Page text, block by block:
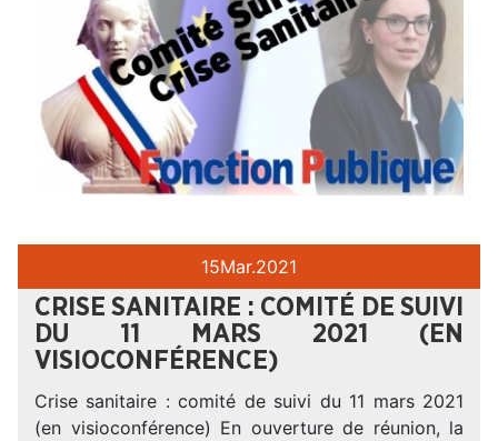
15Mar.2021
CRISE SANITAIRE : COMITÉ DE SUIVI
DU 11 MARS 2021 (EN
VISIOCONFÉRENCE)
Crise sanitaire : comité de suivi du 11 mars 2021
(en visioconférence) En ouverture de réunion, la